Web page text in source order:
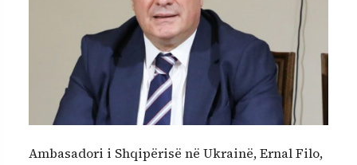
Ambasadori i Shqipërisë në Ukrainë, Ernal Filo,